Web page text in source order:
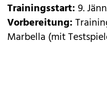
Trainingsstart:9.
Vorbereitung:
Marbella (mit